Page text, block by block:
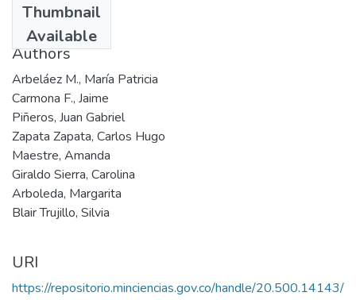
Thumbnail
Available
2004
Authors
Arbeláez M., María Patricia
Carmona F., Jaime
Piñeros, Juan Gabriel
Zapata Zapata, Carlos Hugo
Maestre, Amanda
Giraldo Sierra, Carolina
Arboleda, Margarita
Blair Trujillo, Silvia
URI
https://repositorio.minciencias.gov.co/handle/20.500.14143/